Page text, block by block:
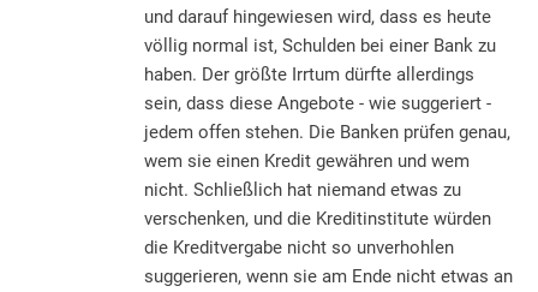
und darauf hingewiesen wird, dass es heute
völlig normal ist, Schulden bei einer Bank zu
haben. Der größte Irrtum dürfte allerdings
sein, dass diese Angebote - wie suggeriert -
jedem offen stehen. Die Banken prüfen genau,
wem sie einen Kredit gewähren und wem
nicht. Schließlich hat niemand etwas zu
verschenken, und die Kreditinstitute würden
die Kreditvergabe nicht so unverhohlen
suggerieren, wenn sie am Ende nicht etwas an